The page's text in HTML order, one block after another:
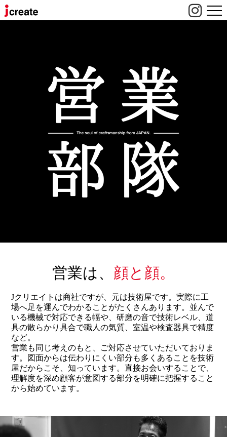
営業は、 顔と顔。
Jクリエイトは商社ですが、元は技術屋です。実際に工
場へ足を運んでわかることがたくさんあります。並んで
いる機械で対応できる幅や、研磨の音で技術レベル、道
具の散らかり具合で職人の気質、室温や検査器具で精度
など。
営業も同じ考えのもと、ご対応させていただいておりま
す。図面からは伝わりにくい部分も多くあることを技術
屋だからこそ、知っています。直接お会いすることで、
理解度を深め顧客が意図する部分を明確に把握すること
から始めています。